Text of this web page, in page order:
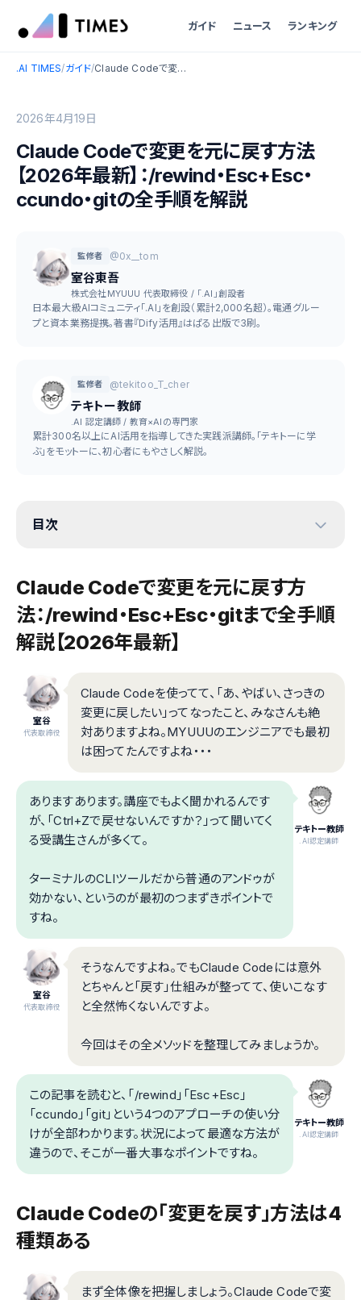
ガイド ニュース ランキング
.AI TIMES/ガイド/ Claude Codeで変更を元に戻す方法【2026年最新】：/rewind・Esc+Esc・ccundo・gitの全手順を解説
2026年4月19日
Claude Codeで変更を元に戻す方法
【2026年最新】：/rewind・Esc+Esc・
ccundo・gitの全手順を解説
監修者 @0x__tom
室谷東吾
株式会社MYUUU 代表取締役 / 「.AI」創設者
日本最大級AIコミュニティ「.AI」を創設（累計2,000名超）。電通グルー
プと資本業務提携。著書『Dify活用』はぱる出版で3刷。
監修者 @tekitoo_T_cher
テキトー教師
.AI 認定講師 / 教育×AIの専門家
累計300名以上にAI活用を指導してきた実践派講師。「テキトーに学
ぶ」をモットーに、初心者にもやさしく解説。
目次
Claude Codeで変更を元に戻す方
法：/rewind・Esc+Esc・gitまで全手順
解説【2026年最新】
室谷
代表取締役
Claude Codeを使ってて、「あ、やばい、さっきの
変更に戻したい」ってなったこと、みなさんも絶
対ありますよね。MYUUUのエンジニアでも最初
は困ってたんですよね・・・
テキトー教師
.AI認定講師
ありますあります。講座でもよく聞かれるんです
が、「Ctrl+Zで戻せないんですか？」って聞いてく
る受講生さんが多くて。
ターミナルのCLIツールだから普通のアンドゥが
効かない、というのが最初のつまずきポイントで
すね。
室谷
代表取締役
そうなんですよね。でもClaude Codeには意外
とちゃんと「戻す」仕組みが整ってて、使いこなす
と全然怖くないんですよ。
今回はその全メソッドを整理してみましょうか。
テキトー教師
.AI認定講師
この記事を読むと、「/rewind」「Esc+Esc」
「ccundo」「git」という4つのアプローチの使い分
けが全部わかります。状況によって最適な方法が
違うので、そこが一番大事なポイントですね。
Claude Codeの「変更を戻す」方法は4
種類ある
まず全体像を把握しましょう。Claude Codeで変